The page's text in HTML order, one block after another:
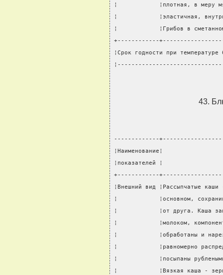
¦            ¦плотная, в меру
¦            ¦эластичная,
¦            ¦Грибов в
+------------
¦Срок годности при
43.
-------------
¦Наименование¦
¦показателей ¦
+------------
¦Внешний вид ¦Рассыпчатые
¦            ¦основном,
¦            ¦от друга. Каша
¦            ¦молоком,
¦            ¦обработаны и
¦            ¦равномерно
¦            ¦посыпаны
¦            ¦Вязкая каша - зерна